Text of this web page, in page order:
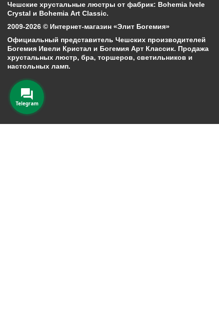
Чешские хрустальные люстры от фабрик: Bohemia Ivele
Crystal и Bohemia Art Classic.
2009-2026 © Интернет-магазин «Элит Богемия»
Официальный представитель Чешских производителей
Богемия Ивели Кристал и Богемия Арт Классик. Продажа
хрустальных люстр, бра, торшеров, светильников и
настольных ламп.
Telegram